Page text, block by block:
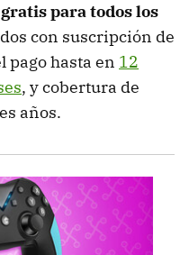
para todos los
con suscripción de
pago hasta en 12
, y cobertura de
años.